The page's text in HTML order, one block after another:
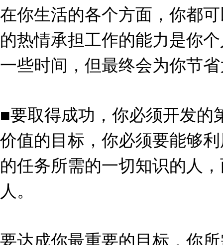
在你生活的各个方面，你都
的热情承担工作的能力是你
一些时间，但最终会为你节
■要取得成功，你必须开发
价值的目标，你必须要能够
的任务所需的一切知识的人
人。
要达成你最重要的目标，你